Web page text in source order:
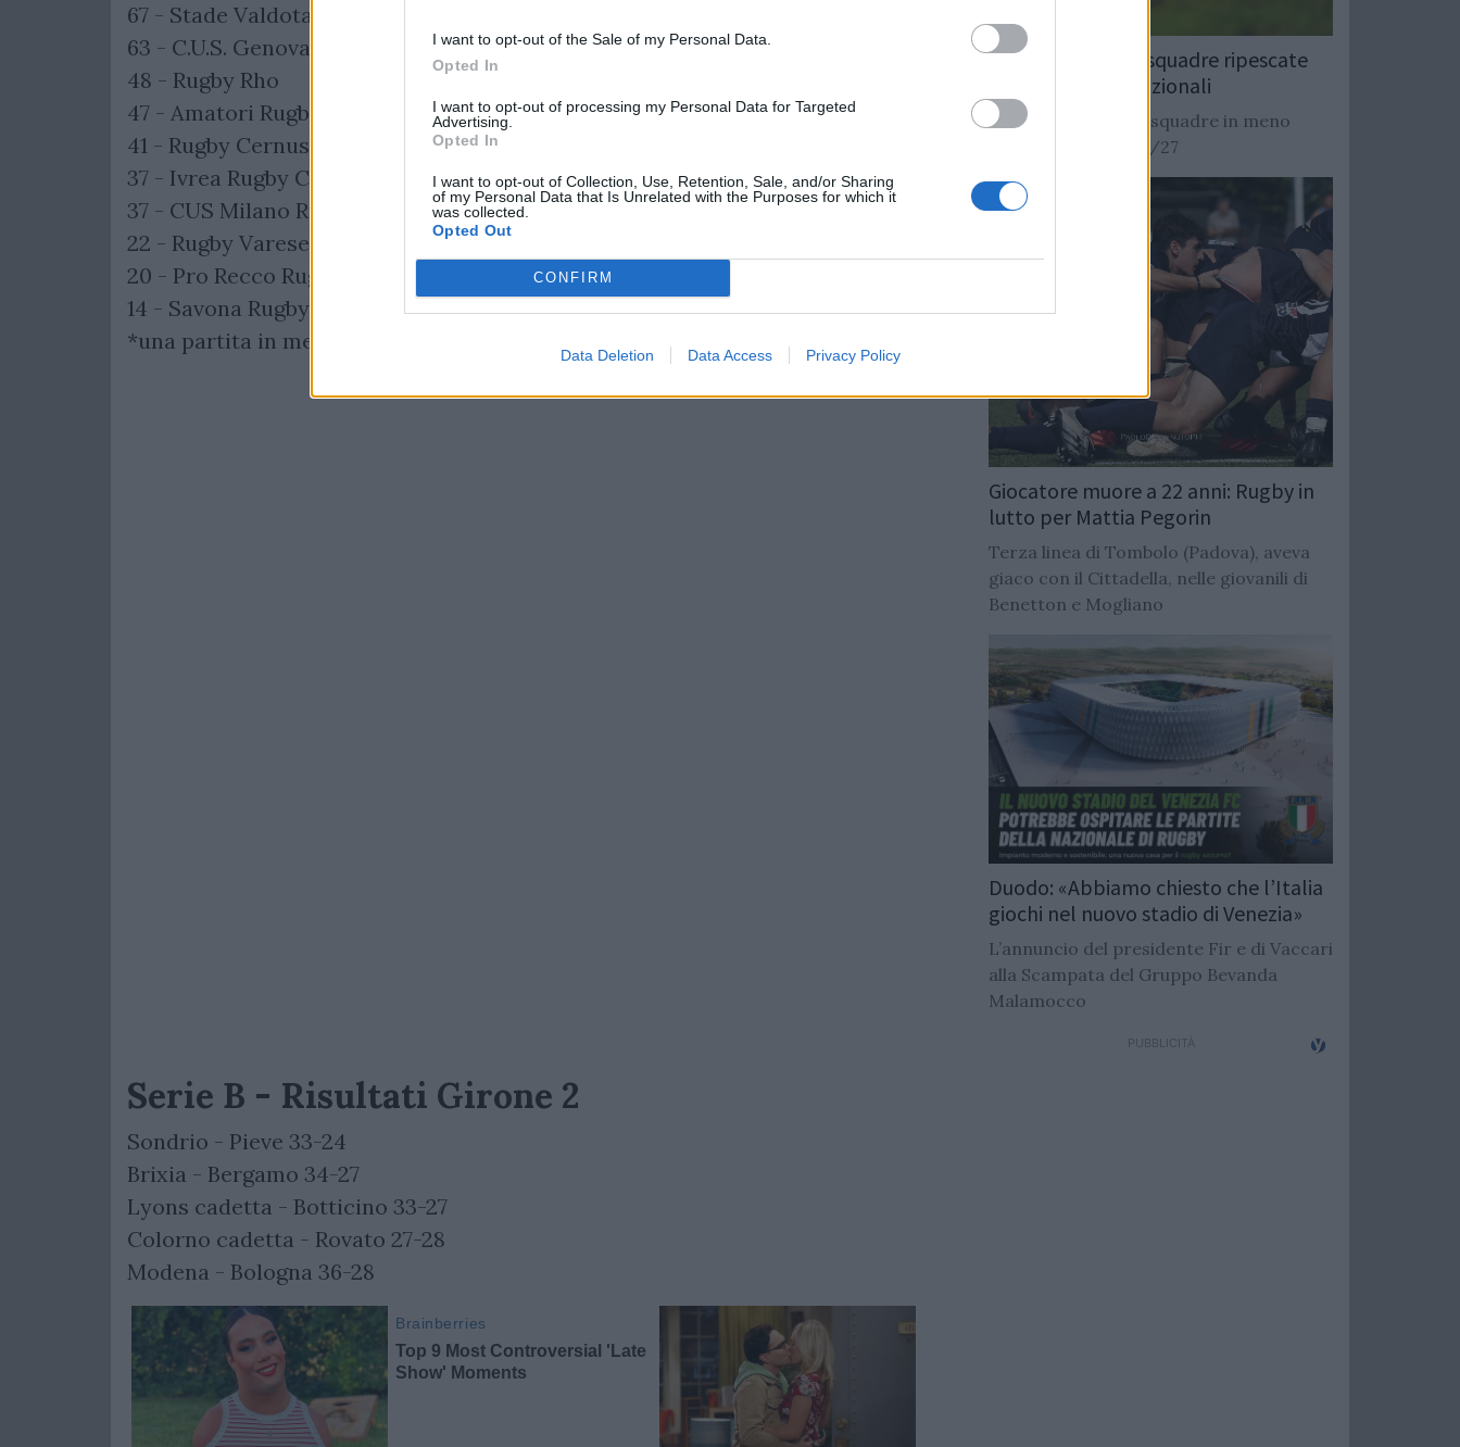
I want to opt-out of the Sale of my Personal Data.
Opted In
I want to opt-out of processing my Personal Data for Targeted
Advertising.
Opted In
I want to opt-out of Collection, Use, Retention, Sale, and/or Sharing
of my Personal Data that Is Unrelated with the Purposes for which it
was collected.
Opted Out
CONFIRM
Data Deletion Data Access Privacy Policy
67 - Stade Valdotain Rugby
63 - C.U.S. Genova
48 - Rugby Rho
47 - Amatori Rugby Capoterra
41 - Rugby Cernusco*
37 - Ivrea Rugby Club
37 - CUS Milano Rugby cadetta*
22 - Rugby Varese
20 - Pro Recco Rugby
14 - Savona Rugby
*una partita in meno
Serie B - Risultati Girone 2
Sondrio - Pieve 33-24
Brixia - Bergamo 34-27
Lyons cadetta - Botticino 33-27
Colorno cadetta - Rovato 27-28
Modena - Bologna 36-28
Rugby: Record di squadre ripescate
nei campionati nazionali
Si stimano oltre 20 squadre in meno
dalla stagione 2026/27
Giocatore muore a 22 anni: Rugby in
lutto per Mattia Pegorin
Terza linea di Tombolo (Padova), aveva
giaco con il Cittadella, nelle giovanili di
Benetton e Mogliano
Duodo: «Abbiamo chiesto che l’Italia
giochi nel nuovo stadio di Venezia»
L’annuncio del presidente Fir e di Vaccari
alla Scampata del Gruppo Bevanda
Malamocco